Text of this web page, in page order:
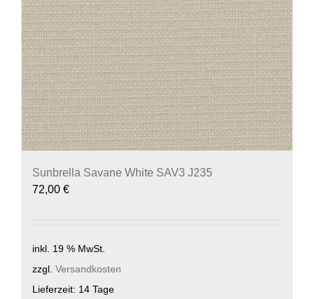
Sunbrella Savane White SAV3 J235
72,00 €
inkl. 19 % MwSt.
zzgl. Versandkosten
Lieferzeit: 14 Tage